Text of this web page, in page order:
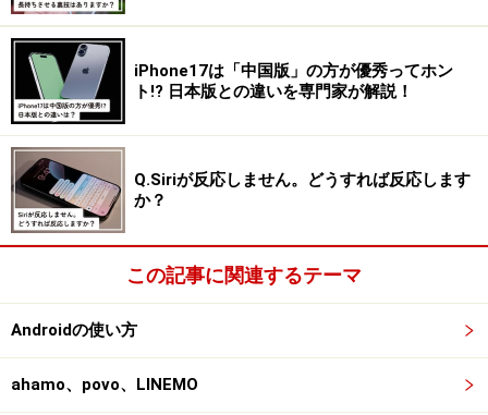
iPhone17は「中国版」の方が優秀ってホン
ト!? 日本版との違いを専門家が解説！
Q.Siriが反応しません。どうすれば反応します
か？
この記事に関連するテーマ
Androidの使い方
ahamo、povo、LINEMO